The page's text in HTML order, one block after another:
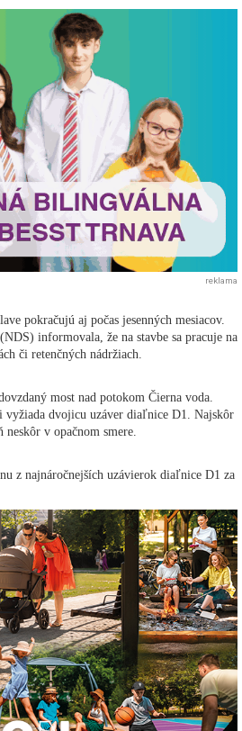
reklama
pokračujú aj počas jesenných mesiacov.
informovala, že na stavbe sa pracuje na
či retenčných nádržiach.
most nad potokom Čierna voda.
vyžiada dvojicu uzáver diaľnice D1. Najskôr
v opačnom smere.
z najnáročnejších uzávierok diaľnice D1 za